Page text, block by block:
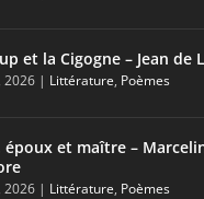
et la Cigogne – Jean de
2026 | Littérature, Poèmes
époux et maître –
2026 | Littérature, Poèmes